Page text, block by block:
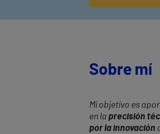
Sobre mí
Mi objetivo es
en la precisión
por la innovación